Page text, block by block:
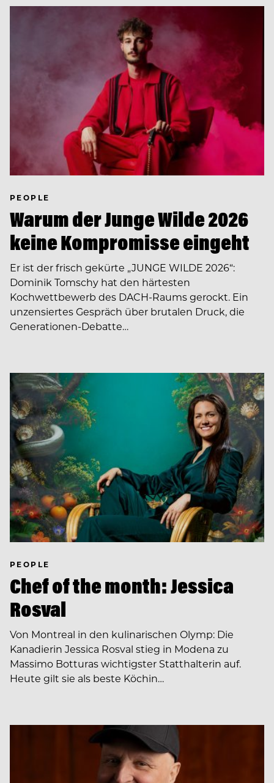
PEOPLE
Warum der Junge Wilde 2026
keine Kompromisse eingeht
Er ist der frisch gekürte „JUNGE WILDE 2026“:
Dominik Tomschy hat den härtesten
Kochwettbewerb des DACH-Raums gerockt. Ein
unzensiertes Gespräch über brutalen Druck, die
Generationen-Debatte…
PEOPLE
Chef of the month: Jessica
Rosval
Von Montreal in den kulinarischen Olymp: Die
Kanadierin Jessica Rosval stieg in Modena zu
Massimo Botturas wichtigster Statthalterin auf.
Heute gilt sie als beste Köchin…